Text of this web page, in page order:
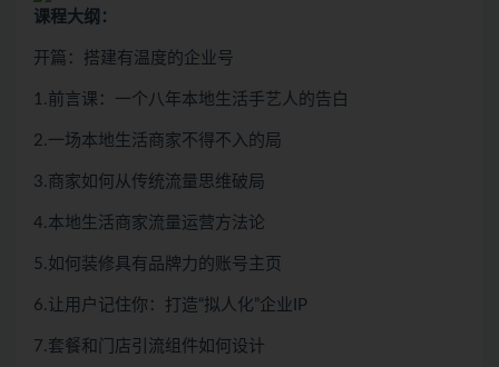
课程大纲：
开篇：搭建有温度的企业号
1.前言课：一个八年本地生活手艺人的告白
2.一场本地生活商家不得不入的局
3.商家如何从传统流量思维破局
4.本地生活商家流量运营方法论
5.如何装修具有品牌力的账号主页
6.让用户记住你：打造“拟人化”企业IP
7.套餐和门店引流组件如何设计